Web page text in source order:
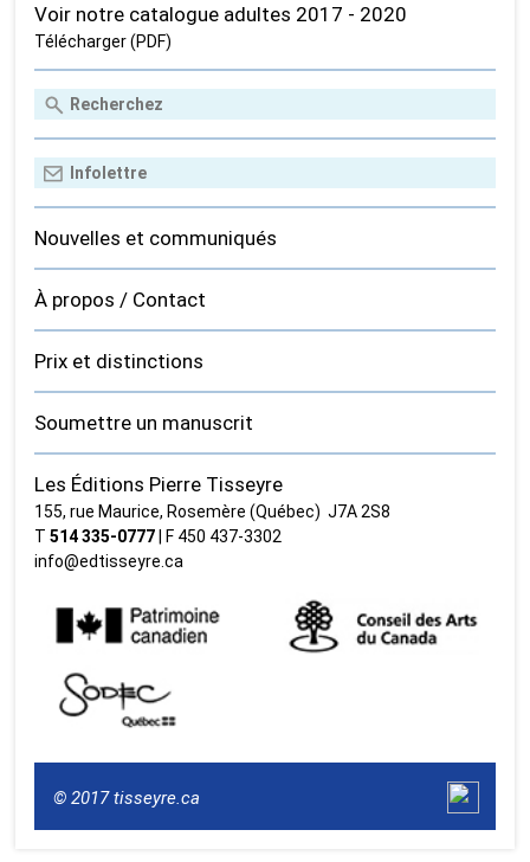
Voir notre catalogue adultes 2017 - 2020
Télécharger (PDF)
Nouvelles et communiqués
À propos / Contact
Prix et distinctions
Soumettre un manuscrit
Les Éditions Pierre Tisseyre
155, rue Maurice, Rosemère (Québec) J7A 2S8
T514 335‑0777 | F 450 437‑3302
info@edtisseyre.ca
© 2017 tisseyre.ca